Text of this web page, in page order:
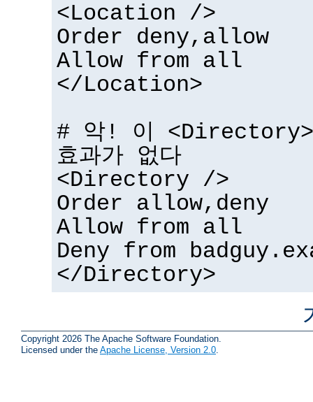
<Location />
Order deny,allow
Allow from all
</Location>
# 악! 이 <Directory>
효과가 없다
<Directory />
Order allow,deny
Allow from all
Deny from
</Directory>
Copyright 2026 The Apache Software Foundation.
Licensed under the Apache License, Version 2.0